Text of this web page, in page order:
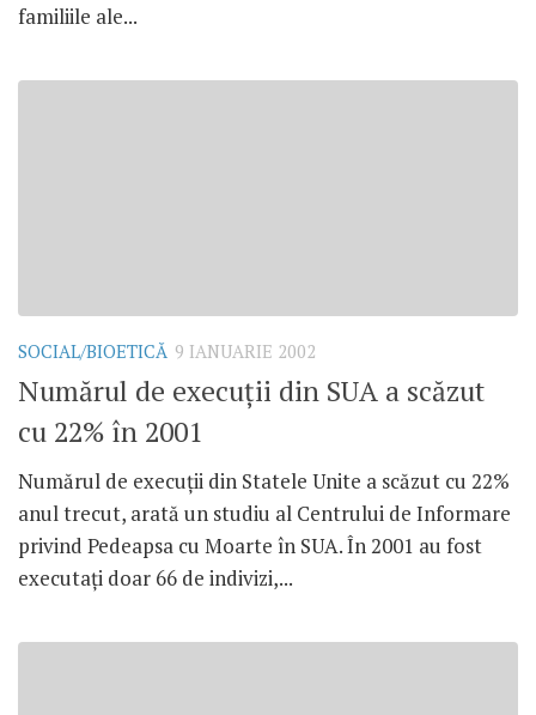
familiile ale...
SOCIAL/BIOETICĂ 9 IANUARIE 2002
Numărul de execuţii din SUA a scăzut
cu 22% în 2001
Numărul de execuţii din Statele Unite a scăzut cu 22%
anul trecut, arată un studiu al Centrului de Informare
privind Pedeapsa cu Moarte în SUA. În 2001 au fost
executaţi doar 66 de indivizi,...